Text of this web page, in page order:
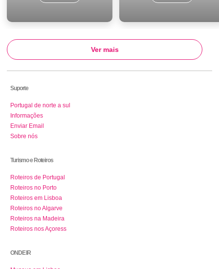
Ver mais
Suporte
Portugal de norte a sul
Informações
Enviar Email
Sobre nós
Turismo e Roteiros
Roteiros de Portugal
Roteiros no Porto
Roteiros em Lisboa
Roteiros no Algarve
Roteiros na Madeira
Roteiros nos Açoress
ONDE IR